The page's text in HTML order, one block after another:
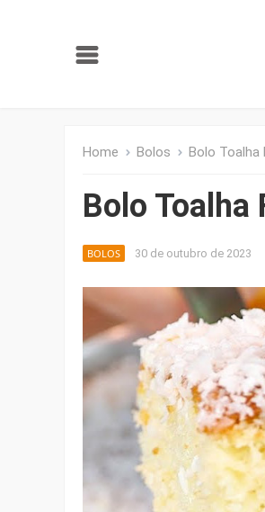
Home Bolos Bolo Toalha
Bolo Toalha
BOLOS 30 de outubro de 2023